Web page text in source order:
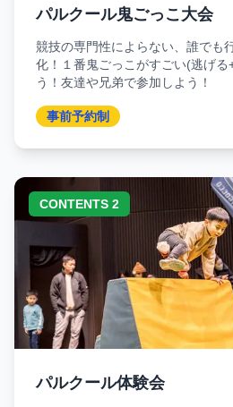
パルクール鬼ごっこ大会
競技の専門性によらない、誰でも
化！１番鬼ごっこがすごい(逃げ
う！友達や兄弟で参加しよう！
事前予約制
CONTENTS 2
パルクール体験会